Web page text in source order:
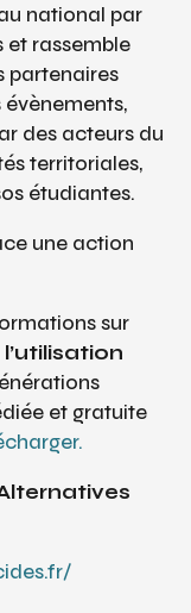
national par
et rassemble
partenaires
des acteurs du
territoriales,
étudiantes.
une action
sur
et gratuite